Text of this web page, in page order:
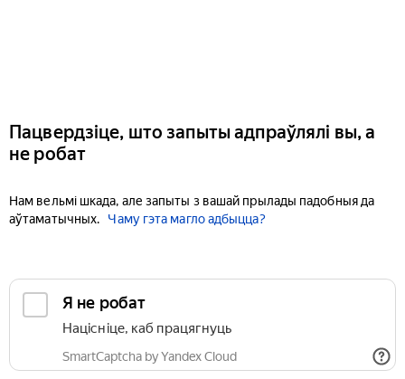
Пацвердзіце, што запыты адпраўлялі вы, а
не робат
Нам вельмі шкада, але запыты з вашай прылады падобныя да
аўтаматычных.
Чаму гэта магло адбыцца?
Я не робат
Націсніце, каб працягнуць
SmartCaptcha by Yandex Cloud